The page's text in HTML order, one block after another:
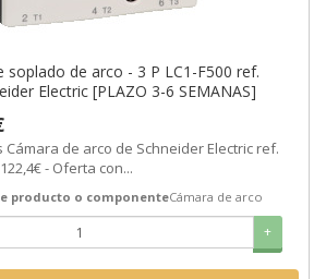
soplado de arco - 3 P LC1-F500 ref.
Electric [PLAZO 3-6 SEMANAS]
- Oferta con...
producto o componenteCámara de arco
+